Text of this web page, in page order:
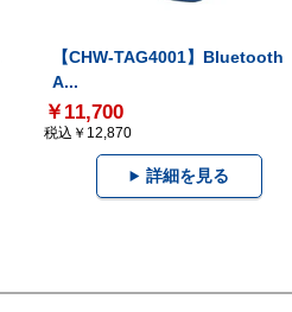
【CHW-TAG4001】Bluetooth
A...
￥11,700
税込￥12,870
詳細を見る